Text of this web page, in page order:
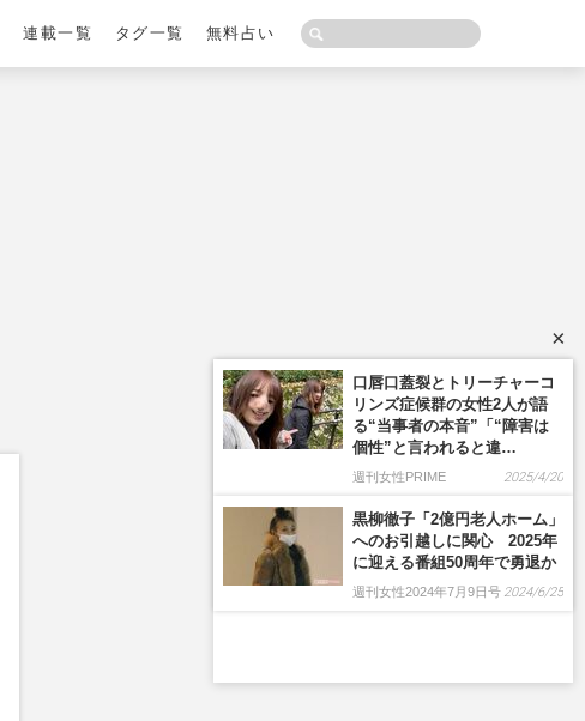
連載一覧 タグ一覧 無料占い
×
口唇口蓋裂とトリーチャーコ
リンズ症候群の女性2人が語
る“当事者の本音”「“障害は
個性”と言われると違…
週刊女性PRIME 2025/4/20
黒柳徹子「2億円老人ホーム」
へのお引越しに関心 2025年
に迎える番組50周年で勇退か
週刊女性2024年7月9日号 2024/6/25